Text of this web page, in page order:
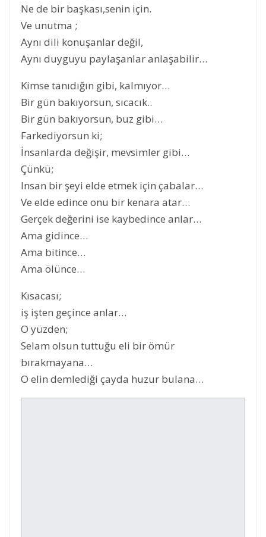
Ne de bir başkası,senin için.
Ve unutma ;
Aynı dili konuşanlar değil,
Aynı duyguyu paylaşanlar anlaşabilir…
Kimse tanıdığın gibi, kalmıyor…
Bir gün bakıyorsun, sıcacık..
Bir gün bakıyorsun, buz gibi…
Farkediyorsun ki;
İnsanlarda değişir, mevsimler gibi…
Çünkü;
Insan bir şeyi elde etmek için çabalar…
Ve elde edince onu bir kenara atar…
Gerçek değerini ise kaybedince anlar…
Ama gidince…
Ama bitince…
Ama ölünce…
Kısacası;
iş işten geçince anlar…
O yüzden;
Selam olsun tuttuğu eli bir ömür
bırakmayana…
O elin demlediği çayda huzur bulana…